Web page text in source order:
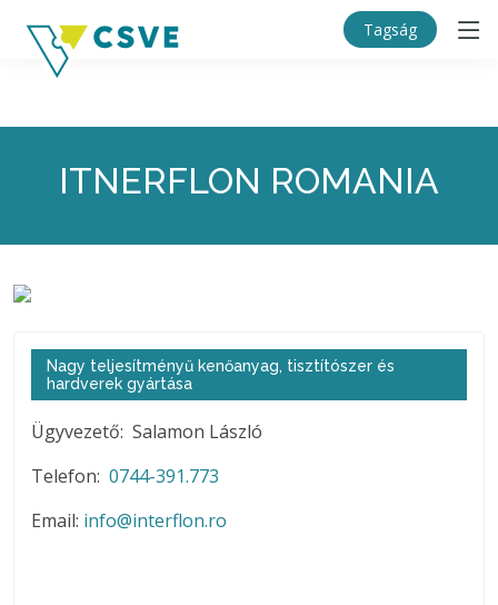
Tagság
ITNERFLON ROMANIA
Nagy teljesítményű kenőanyag, tisztítószer és
hardverek gyártása
Ügyvezető: Salamon László
Telefon: 0744-391.773
Email: info@interflon.ro